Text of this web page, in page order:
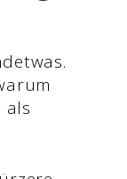
als